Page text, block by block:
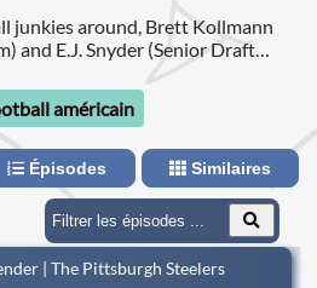
junkies around, Brett Kollmann
and E.J. Snyder (Senior Draft
have teamed up to bring you a
goodness.
américain
Épisodes Similaires
| The Pittsburgh Steelers